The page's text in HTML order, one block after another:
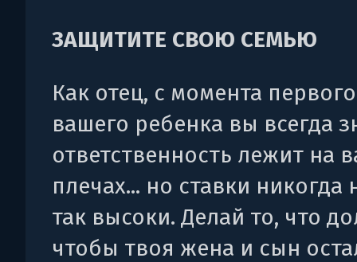
ЗАЩИТИТЕ СВОЮ СЕМЬЮ
Как отец, с момента
вашего ребенка вы всегда
ответственность лежит на
плечах... но ставки никогда
так высоки. Делай то, что
чтобы твоя жена и сын